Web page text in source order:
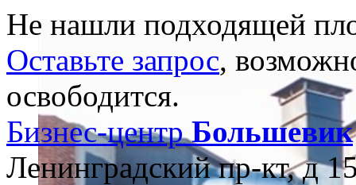
Не нашли подходящей
Оставьте запрос,
освободится.
Бизнес-центрБольшевик
Ленинградский пр-кт, д